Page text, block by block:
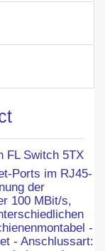
FL Switch 5TX
Ports im RJ45-
der
100 MBit/s,
-
- Anschlussart: